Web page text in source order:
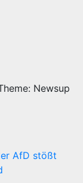
Newsup
AfD stößt